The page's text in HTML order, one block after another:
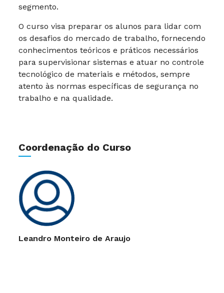
segmento.
O curso visa preparar os alunos para lidar com
os desafios do mercado de trabalho, fornecendo
conhecimentos teóricos e práticos necessários
para supervisionar sistemas e atuar no controle
tecnológico de materiais e métodos, sempre
atento às normas específicas de segurança no
trabalho e na qualidade.
Coordenação do Curso
Leandro Monteiro de Araujo